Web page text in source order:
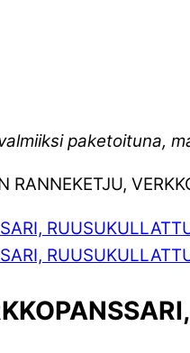
paketoituna,
RANNEKETJU,